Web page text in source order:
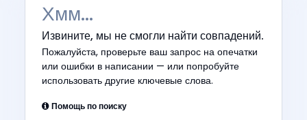
Хмм...
Извините, мы не смогли найти совпадений.
Пожалуйста, проверьте ваш запрос на опечатки
или ошибки в написании — или попробуйте
использовать другие ключевые слова.
Помощь по поиску